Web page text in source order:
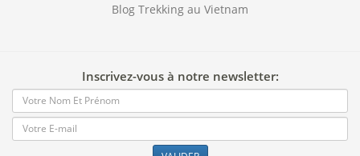
Blog Trekking au Vietnam
Inscrivez-vous à notre newsletter: